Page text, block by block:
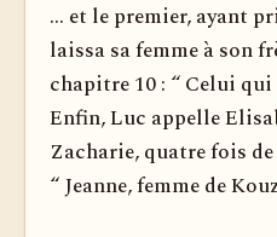
... et le premier, ayant
laissa sa femme à son
chapitre 10 : “ Celui
Enfin, Luc appelle
Zacharie, quatre fois
“ Jeanne, femme de